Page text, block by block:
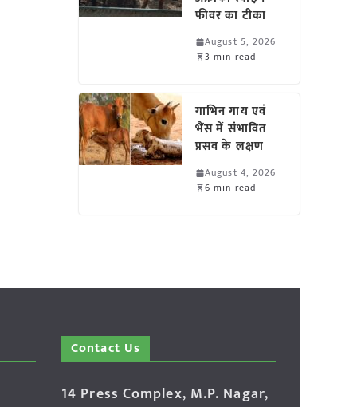
फीवर का टीका
August 5, 2026
3 min read
गाभिन गाय एवं
भैंस में संभावित
प्रसव के लक्षण
August 4, 2026
6 min read
Contact Us
14 Press Complex, M.P. Nagar,